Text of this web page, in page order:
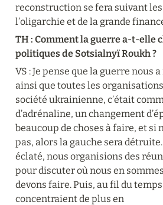
reconstruction se fera suivant
l’oligarchie et de la grande
TH : Comment la guerre a-t-elle
politiques de Sotsialnyï Roukh ?
VS : Je pense que la guerre nous
ainsi que toutes les
société ukrainienne, c’était
d’adrénaline, un changement
beaucoup de choses à faire, et si
pas, alors la gauche sera
éclaté, nous organisions des
pour discuter où nous en
devons faire. Puis, au fil du
concentraient de plus en